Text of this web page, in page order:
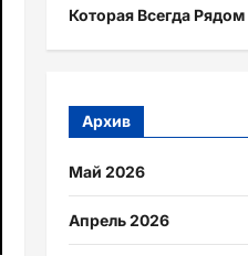
Которая Всегда Рядом
Архив
Май 2026
Апрель 2026